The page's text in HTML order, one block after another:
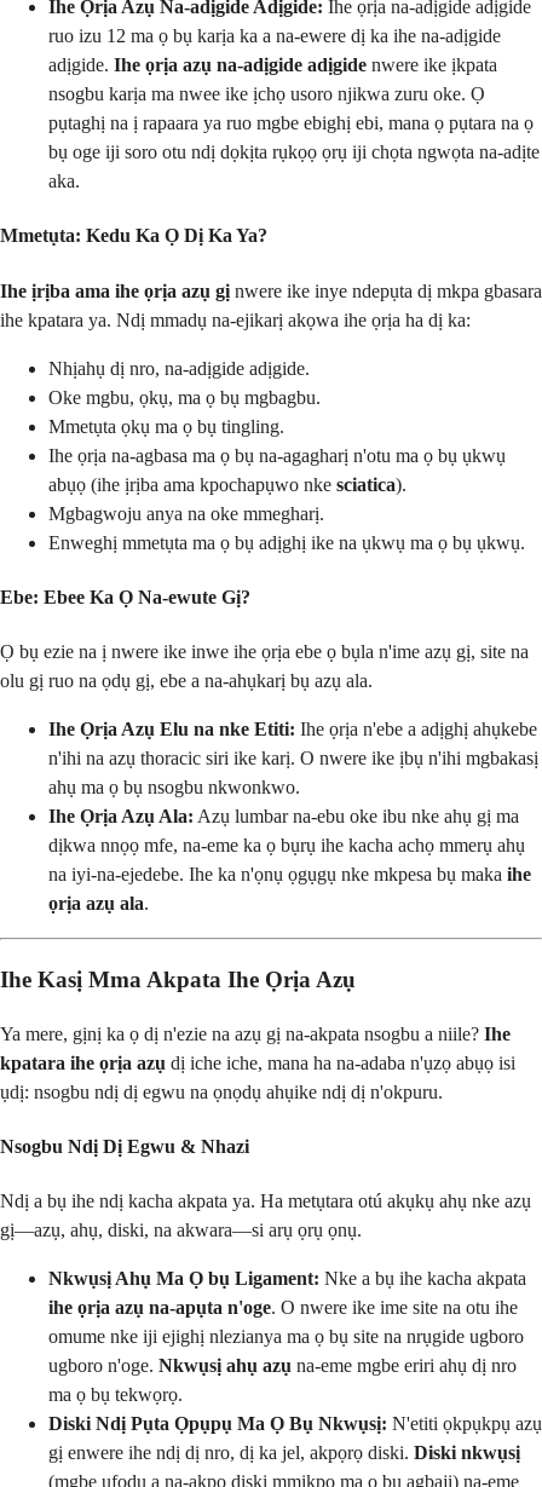
Ihe Ọrịa Azụ Na-adịgide Adịgide: Ihe ọrịa na-adịgide adịgide
ruo izu 12 ma ọ bụ karịa ka a na-ewere dị ka ihe na-adịgide
adịgide. Ihe ọrịa azụ na-adịgide adịgide nwere ike ịkpata
nsogbu karịa ma nwee ike ịchọ usoro njikwa zuru oke. Ọ
pụtaghị na ị rapaara ya ruo mgbe ebighị ebi, mana ọ pụtara na ọ
bụ oge iji soro otu ndị dọkịta rụkọọ ọrụ iji chọta ngwọta na-adịte
aka.
Mmetụta: Kedu Ka Ọ Dị Ka Ya?
Ihe ịrịba ama ihe ọrịa azụ gị nwere ike inye ndepụta dị mkpa gbasara
ihe kpatara ya. Ndị mmadụ na-ejikarị akọwa ihe ọrịa ha dị ka:
Nhịahụ dị nro, na-adịgide adịgide.
Oke mgbu, ọkụ, ma ọ bụ mgbagbu.
Mmetụta ọkụ ma ọ bụ tingling.
Ihe ọrịa na-agbasa ma ọ bụ na-agagharị n'otu ma ọ bụ ụkwụ
abụọ (ihe ịrịba ama kpochapụwo nke sciatica).
Mgbagwoju anya na oke mmegharị.
Enweghị mmetụta ma ọ bụ adịghị ike na ụkwụ ma ọ bụ ụkwụ.
Ebe: Ebee Ka Ọ Na-ewute Gị?
Ọ bụ ezie na ị nwere ike inwe ihe ọrịa ebe ọ bụla n'ime azụ gị, site na
olu gị ruo na ọdụ gị, ebe a na-ahụkarị bụ azụ ala.
Ihe Ọrịa Azụ Elu na nke Etiti: Ihe ọrịa n'ebe a adịghị ahụkebe
n'ihi na azụ thoracic siri ike karị. O nwere ike ịbụ n'ihi mgbakasị
ahụ ma ọ bụ nsogbu nkwonkwo.
Ihe Ọrịa Azụ Ala: Azụ lumbar na-ebu oke ibu nke ahụ gị ma
dịkwa nnọọ mfe, na-eme ka ọ bụrụ ihe kacha achọ mmerụ ahụ
na iyi-na-ejedebe. Ihe ka n'ọnụ ọgụgụ nke mkpesa bụ maka ihe
ọrịa azụ ala.
Ihe Kasị Mma Akpata Ihe Ọrịa Azụ
Ya mere, gịnị ka ọ dị n'ezie na azụ gị na-akpata nsogbu a niile? Ihe
kpatara ihe ọrịa azụ dị iche iche, mana ha na-adaba n'ụzọ abụọ isi
ụdị: nsogbu ndị dị egwu na ọnọdụ ahụike ndị dị n'okpuru.
Nsogbu Ndị Dị Egwu & Nhazi
Ndị a bụ ihe ndị kacha akpata ya. Ha metụtara otú akụkụ ahụ nke azụ
gị—azụ, ahụ, diski, na akwara—si arụ ọrụ ọnụ.
Nkwụsị Ahụ Ma Ọ bụ Ligament: Nke a bụ ihe kacha akpata
ihe ọrịa azụ na-apụta n'oge. O nwere ike ime site na otu ihe
omume nke iji ejighị nlezianya ma ọ bụ site na nrụgide ugboro
ugboro n'oge. Nkwụsị ahụ azụ na-eme mgbe eriri ahụ dị nro
ma ọ bụ tekwọrọ.
Diski Ndị Pụta Ọpụpụ Ma Ọ Bụ Nkwụsị: N'etiti ọkpụkpụ azụ
gị enwere ihe ndị dị nro, dị ka jel, akpọrọ diski. Diski nkwụsị
(mgbe ụfọdụ a na-akpọ diski mmịkpọ ma ọ bụ agbaji) na-eme